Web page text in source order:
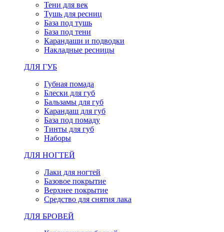
Тени для век
Тушь для ресниц
База под тушь
База под тени
Карандаши и подводки
Накладные ресницы
ДЛЯ ГУБ
Губная помада
Блески для губ
Бальзамы для губ
Карандаш для губ
База под помаду
Тинты для губ
Наборы
ДЛЯ НОГТЕЙ
Лаки для ногтей
Базовое покрытие
Верхнее покрытие
Средство для снятия лака
ДЛЯ БРОВЕЙ